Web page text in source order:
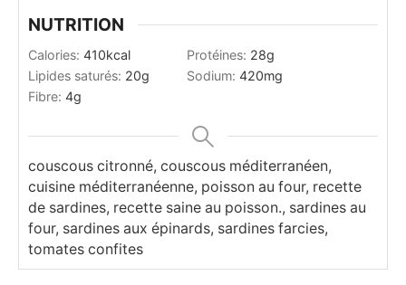
NUTRITION
Calories: 410kcal Protéines: 28g
Lipides saturés: 20g Sodium: 420mg
Fibre: 4g
couscous citronné, couscous méditerranéen,
cuisine méditerranéenne, poisson au four, recette
de sardines, recette saine au poisson., sardines au
four, sardines aux épinards, sardines farcies,
tomates confites